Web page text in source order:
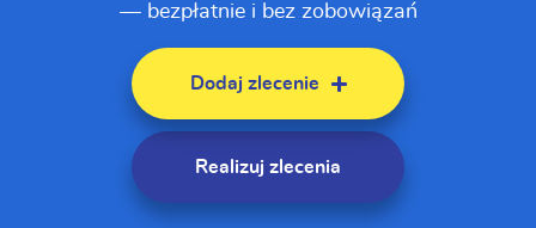
— bezpłatnie i bez zobowiązań
Dodaj zlecenie
Realizuj zlecenia